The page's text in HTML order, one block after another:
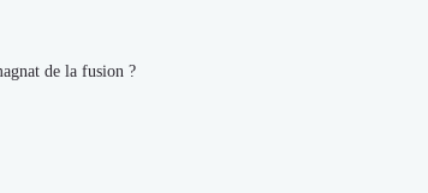
de la fusion ?